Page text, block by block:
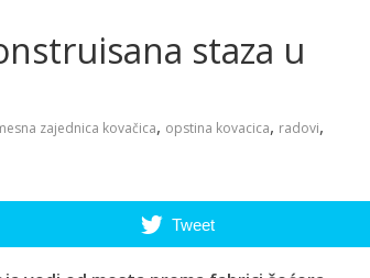
staza u
zajednica kovačica, opstina kovacica, radovi,
Tweet